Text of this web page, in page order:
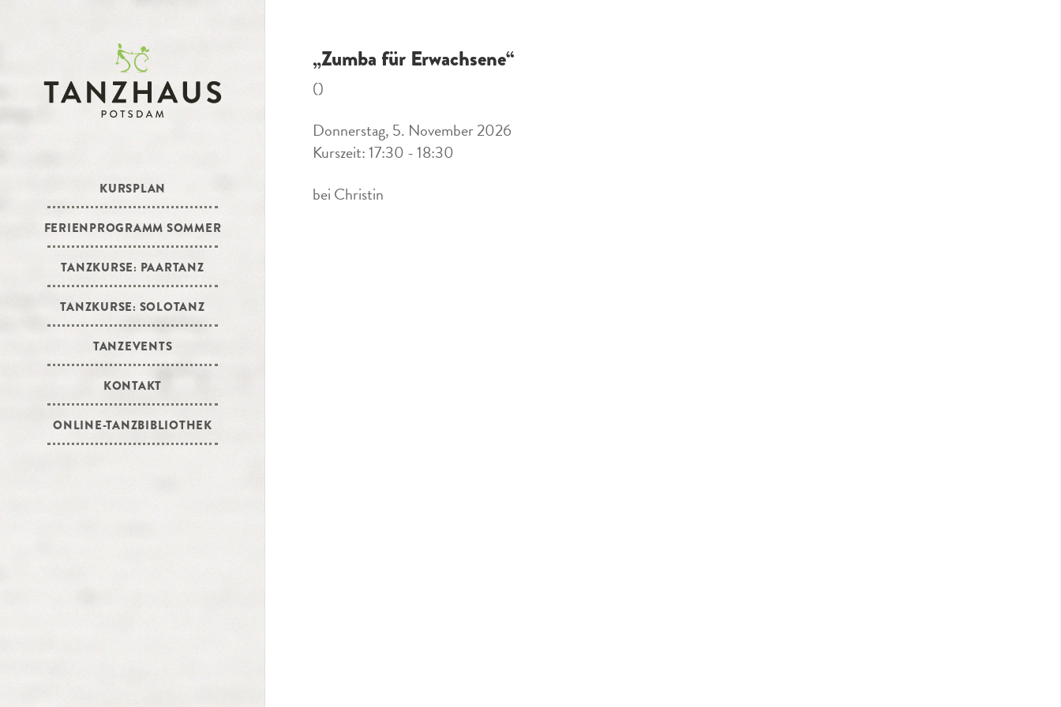
KURSPLAN
FERIENPROGRAMM SOMMER
TANZKURSE: PAARTANZ
TANZKURSE: SOLOTANZ
TANZEVENTS
KONTAKT
ONLINE-TANZBIBLIOTHEK
„Zumba für Erwachsene“
()
Donnerstag, 5. November 2026
Kurszeit: 17:30 - 18:30
bei Christin